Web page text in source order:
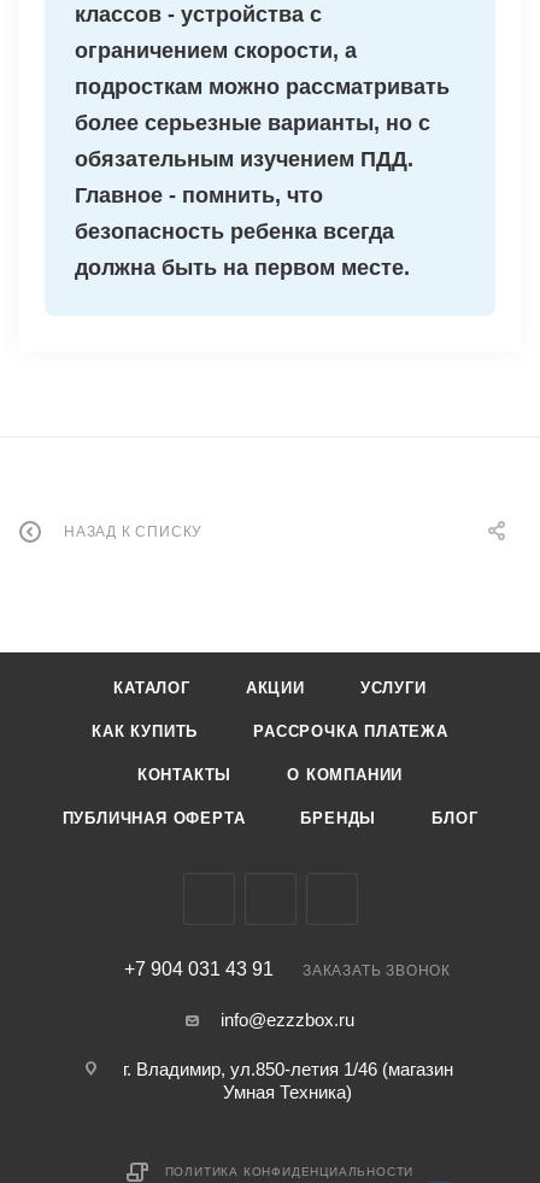
классов - устройства с
ограничением скорости, а
подросткам можно рассматривать
более серьезные варианты, но с
обязательным изучением ПДД.
Главное - помнить, что
безопасность ребенка всегда
должна быть на первом месте.
НАЗАД К СПИСКУ
КАТАЛОГ АКЦИИ УСЛУГИ
КАК КУПИТЬ РАССРОЧКА ПЛАТЕЖА
КОНТАКТЫ О КОМПАНИИ
ПУБЛИЧНАЯ ОФЕРТА БРЕНДЫ БЛОГ
+7 904 031 43 91 ЗАКАЗАТЬ ЗВОНОК
info@ezzzbox.ru
г. Владимир, ул.850-летия 1/46 (магазин
Умная Техника)
ПОЛИТИКА КОНФИДЕНЦИАЛЬНОСТИ